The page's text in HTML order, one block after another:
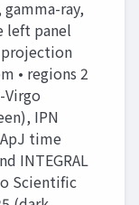
ray,
left panel
projection
• regions 2
IPN
time
INTEGRAL
Scientific